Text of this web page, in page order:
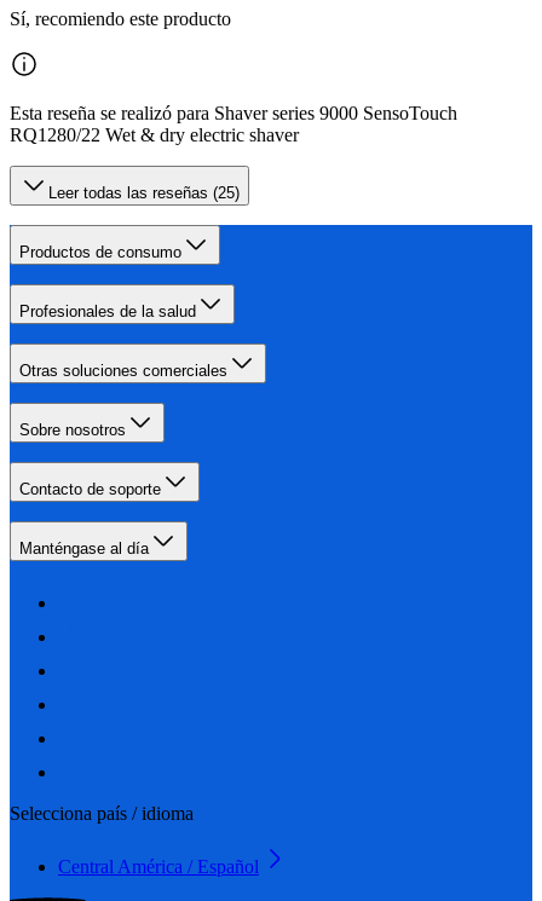
Sí, recomiendo este producto
Esta reseña se realizó para Shaver series 9000 SensoTouch
RQ1280/22 Wet & dry electric shaver
Leer todas las reseñas (25)
Productos de consumo
Profesionales de la salud
Otras soluciones comerciales
Sobre nosotros
Contacto de soporte
Manténgase al día
Selecciona país / idioma
Central América / Español